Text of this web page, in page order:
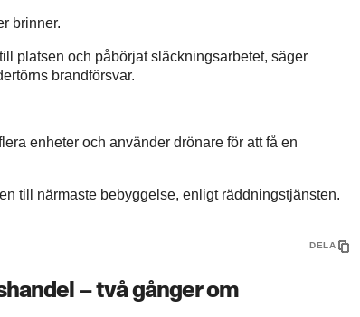
brinner.
platsen och påbörjat släckningsarbetet, säger
brandförsvar.
enheter och använder drönare för att få en
till närmaste bebyggelse, enligt räddningstjänsten.
DELA
– två gånger om